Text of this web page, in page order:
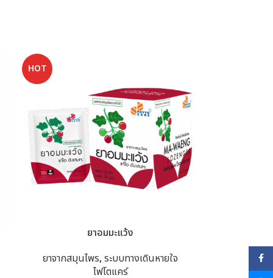
HOT
ยาอมมะแว้ง
ยาจากสมุนไพร,ระบบทางเดินหายใจ
ไฟโตแคร์